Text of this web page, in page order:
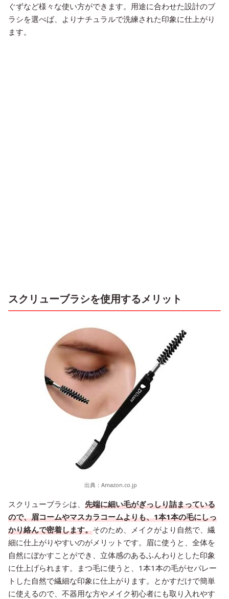
ぐずなど様々な使い方ができます。用途に合わせた設計のブ
ラシを選べば、よりナチュラルで洗練された印象に仕上がり
ます。
スクリューブラシを使用するメリット
出典： Amazon.co.jp
スクリューブラシは、 先端に細い毛がぎっしり詰まっている
ので、眉コームやマスカラコームよりも、1本1本の毛にしっ
かり絡んで密着します。そのため、メイクがより自然で、繊
細に仕上がりやすいのがメリットです。眉に使うと、全体を
自然にぼかすことができ、立体感のあるふんわりとした印象
に仕上げられます。まつ毛に使うと、1本1本の毛がセパレー
トした自然で繊細な印象に仕上がります。とかすだけで簡単
に使えるので、不器用な方やメイク初心者にも取り入れやす